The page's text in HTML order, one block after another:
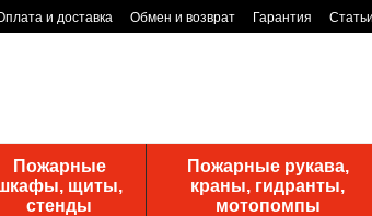
и доставка Обмен и возврат Гарантия Статьи
Пожарные
щиты,
стенды
Пожарные рукава,
краны, гидранты,
мотопомпы